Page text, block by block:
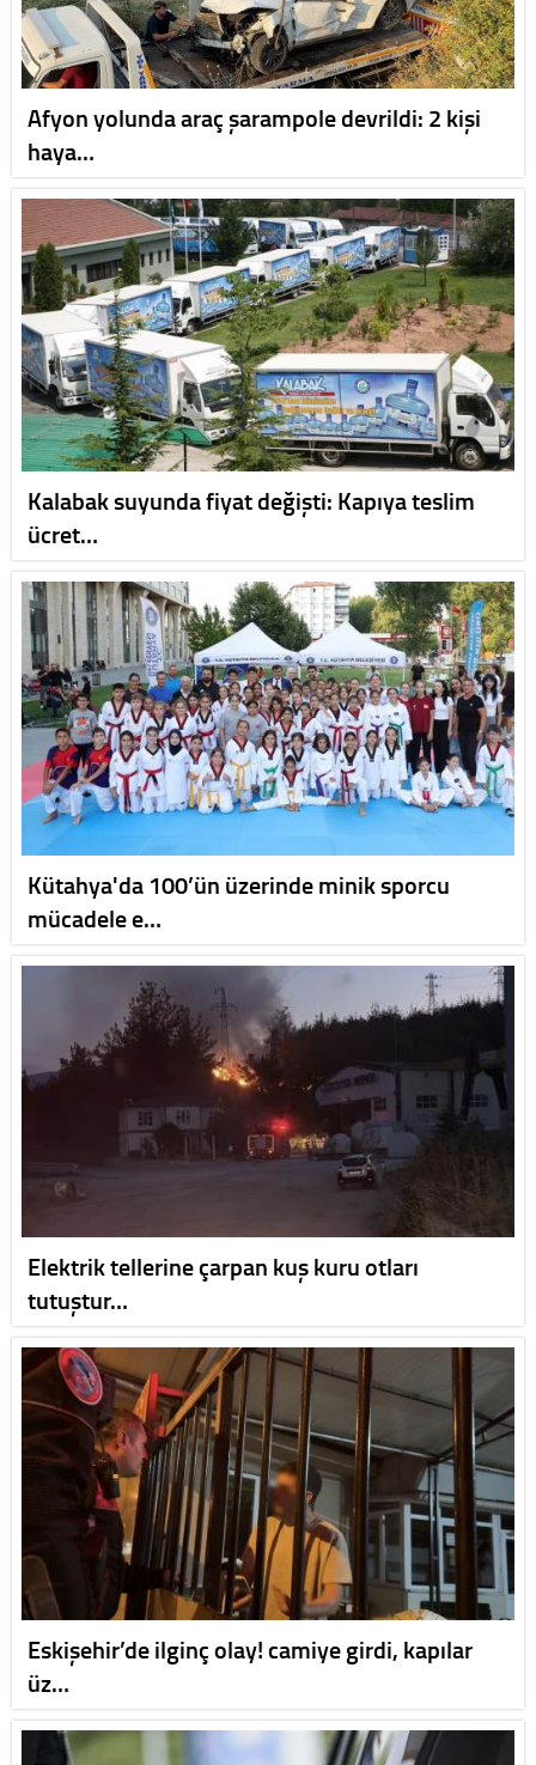
Afyon yolunda araç şarampole devrildi: 2 kişi
haya…
Kalabak suyunda fiyat değişti: Kapıya teslim
ücret…
Kütahya'da 100’ün üzerinde minik sporcu
mücadele e…
Elektrik tellerine çarpan kuş kuru otları
tutuştur…
Eskişehir’de ilginç olay! camiye girdi, kapılar
üz…